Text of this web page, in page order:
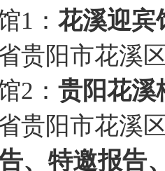
1： 花溪迎宾
贵阳市花溪
2： 贵阳花溪
贵阳市花溪
、特邀报告